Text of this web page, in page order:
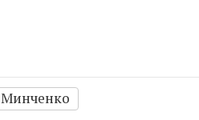
Минченко